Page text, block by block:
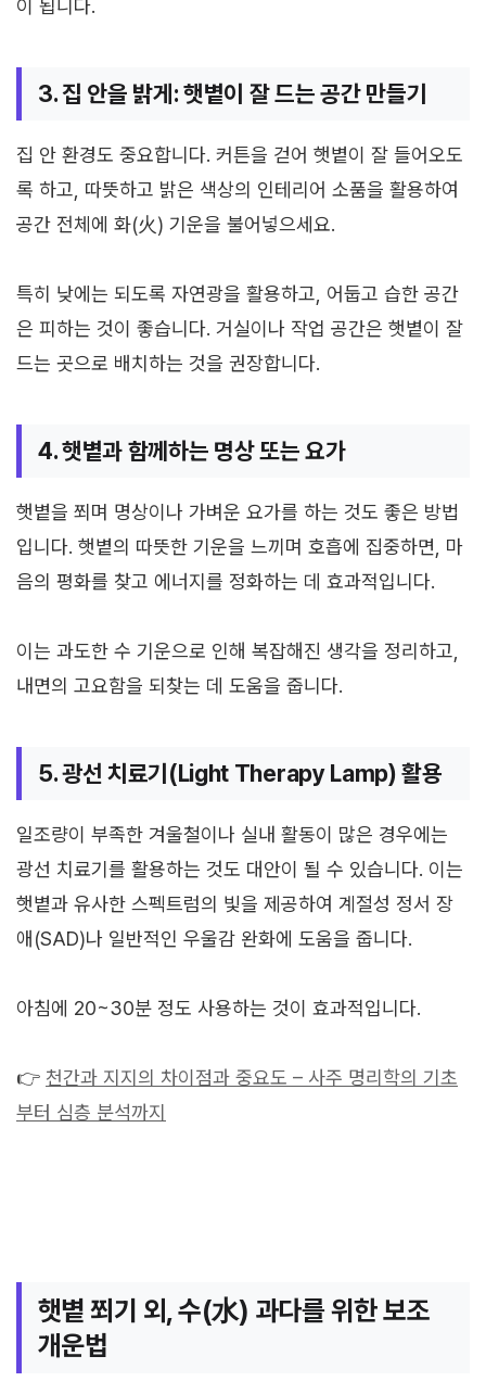
이 됩니다.
3. 집 안을 밝게: 햇볕이 잘 드는 공간 만들기
집 안 환경도 중요합니다. 커튼을 걷어 햇볕이 잘 들어오도
록 하고, 따뜻하고 밝은 색상의 인테리어 소품을 활용하여
공간 전체에 화(火) 기운을 불어넣으세요.
특히 낮에는 되도록 자연광을 활용하고, 어둡고 습한 공간
은 피하는 것이 좋습니다. 거실이나 작업 공간은 햇볕이 잘
드는 곳으로 배치하는 것을 권장합니다.
4. 햇볕과 함께하는 명상 또는 요가
햇볕을 쬐며 명상이나 가벼운 요가를 하는 것도 좋은 방법
입니다. 햇볕의 따뜻한 기운을 느끼며 호흡에 집중하면, 마
음의 평화를 찾고 에너지를 정화하는 데 효과적입니다.
이는 과도한 수 기운으로 인해 복잡해진 생각을 정리하고,
내면의 고요함을 되찾는 데 도움을 줍니다.
5. 광선 치료기(Light Therapy Lamp) 활용
일조량이 부족한 겨울철이나 실내 활동이 많은 경우에는
광선 치료기를 활용하는 것도 대안이 될 수 있습니다. 이는
햇볕과 유사한 스펙트럼의 빛을 제공하여 계절성 정서 장
애(SAD)나 일반적인 우울감 완화에 도움을 줍니다.
아침에 20~30분 정도 사용하는 것이 효과적입니다.
👉 천간과 지지의 차이점과 중요도 – 사주 명리학의 기초
부터 심층 분석까지
햇볕 쬐기 외, 수(水) 과다를 위한 보조
개운법